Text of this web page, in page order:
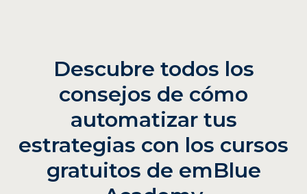
Descubre todos los
consejos de cómo
automatizar tus
estrategias con los cursos
gratuitos de emBlue